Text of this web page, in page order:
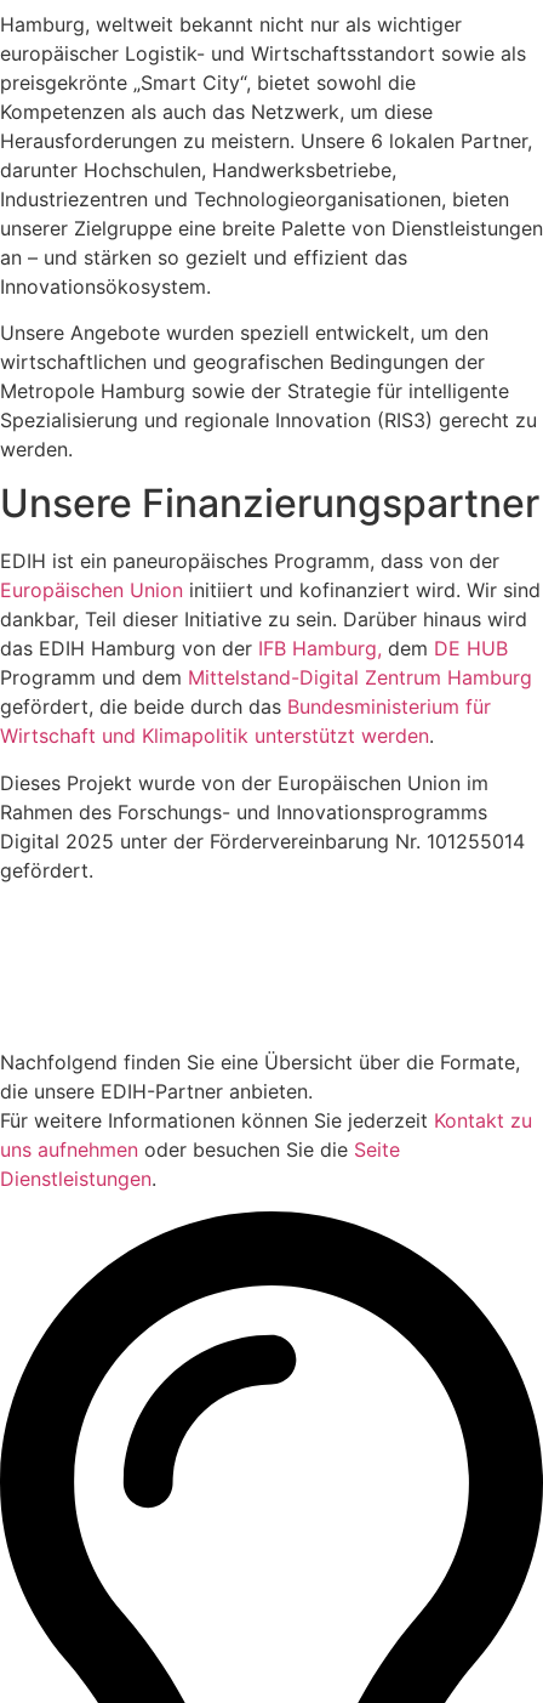
Hamburg, weltweit bekannt nicht nur als wichtiger
europäischer Logistik- und Wirtschaftsstandort sowie als
preisgekrönte „Smart City“, bietet sowohl die
Kompetenzen als auch das Netzwerk, um diese
Herausforderungen zu meistern. Unsere 6 lokalen Partner,
darunter Hochschulen, Handwerksbetriebe,
Industriezentren und Technologieorganisationen, bieten
unserer Zielgruppe eine breite Palette von Dienstleistungen
an – und stärken so gezielt und effizient das
Innovationsökosystem.
Unsere Angebote wurden speziell entwickelt, um den
wirtschaftlichen und geografischen Bedingungen der
Metropole Hamburg sowie der Strategie für intelligente
Spezialisierung und regionale Innovation (RIS3) gerecht zu
werden.
Unsere Finanzierungspartner
EDIH ist ein paneuropäisches Programm, dass von der
Europäischen Union initiiert und kofinanziert wird. Wir sind
dankbar, Teil dieser Initiative zu sein. Darüber hinaus wird
das EDIH Hamburg von der IFB Hamburg, dem DE HUB
Programm und dem Mittelstand-Digital Zentrum Hamburg
gefördert, die beide durch das Bundesministerium für
Wirtschaft und Klimapolitik unterstützt werden.
Dieses Projekt wurde von der Europäischen Union im
Rahmen des Forschungs- und Innovationsprogramms
Digital 2025 unter der Fördervereinbarung Nr. 101255014
gefördert.
Nachfolgend finden Sie eine Übersicht über die Formate,
die unsere EDIH-Partner anbieten.
Für weitere Informationen können Sie jederzeit Kontakt zu
uns aufnehmen oder besuchen Sie die Seite
Dienstleistungen.